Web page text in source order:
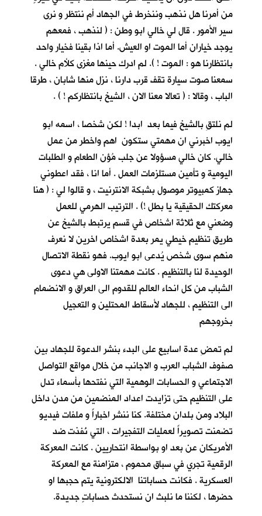
من أمرنا هل نذهب وننخرط في الجهاد أم ننتظر و نرى
سير الأمور . قال لي خالي ابو وطن : ( لنذهب ، فمعهم
يوجد خياران أما الموت او العيش. أما اذا بقينا فخيار واحد
بانتظارنا هو : الموت ! ). لم ادرك حينها مغزى كلأم خالي .
سمعنا صوت سيارة تقف قرب دارنا ، نزل منها شابان ، طرقا
الباب ، وقالا : ( تعالا معنا الان ، الشيخ بانتظاركم ! ) .
لم نلتقِ بالشيخ فيما بعد ابدا ! لكن شخصا ، اسمه ابو
ايوب اخبرني ان مهمتي ستكون اهم واخطر من عمل
خالي. كان خالي مسؤولا عن جلب مُؤن الطعام و الطلبات
اليومية و تأمين مستلزمات العمل . أما انا ، فقد اعطوني
جهاز كمبيوتر موصول بشبكة الانترنيت ، و قالوا لي : ( هنا
معركتك الحقيقية يا بطل !) . الترتيب الهرمي للعمل
وضعني مع ثلاثة اشخاص في قسم يرتبط بالشيخ عن
طريق تنظيم خيطي يمر بعدة اشخاص اخرين لا نعرف
منهم سوى شخص يُدعى ابو ايوب. فهو نقطة الاتصال
الوحيدة لنا بالتنظيم . كانت مهمتنا الاولى هي دعوى
الشباب من كل انحاء العالم للقدوم الى العراق و الانضمام
الى التنظيم ، للجهاد لأسقاط المحتلين و التعجيل
بخروجهم
لم تمضِ عدة اسابيع على البدء بنشر الدعوة للجهاد بين
صفوف الشباب العرب و الاجانب من خلال مواقع التواصل
الاجتماعي و الحسابات الوهمية التي نفتحها بأسماء تدل
على التنظيم حتى تزايدت اعداد المنضمين من مدن داخل
البلاد ومن بلدان مختلفة. كنا ننشر اخباراً و ملفات فيديو
تضمنت تصويراً لعمليات التفجيرات ، التي نُفذت ضد
الأمريكان عن بعد او بواسطة انتحاريين . كانت المعركة
الرقمية تجري في سباق محموم ، متزامنة مع المعركة
العسكرية . فكانت حساباتنا الالكترونية يتم حجبها او
حضرها ، لكننا ما نلبث ان نستحدث حساباتٍ جديدة.